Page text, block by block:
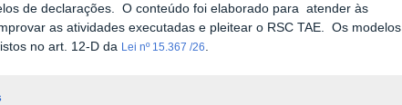
de declarações. O conteúdo foi elaborado para atender às
as atividades executadas e pleitear o RSC TAE. Os modelos
no art. 12-D da Lei nº 15.367 /26